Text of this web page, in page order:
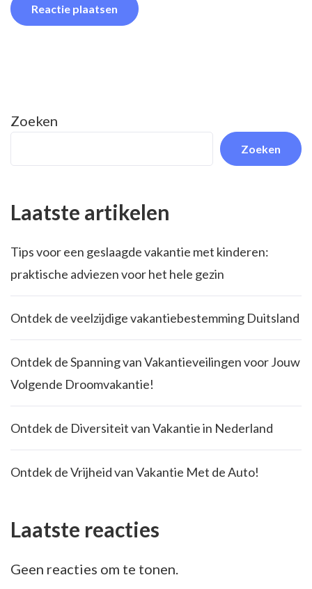
Zoeken
Zoeken
Laatste artikelen
Tips voor een geslaagde vakantie met kinderen:
praktische adviezen voor het hele gezin
Ontdek de veelzijdige vakantiebestemming Duitsland
Ontdek de Spanning van Vakantieveilingen voor Jouw
Volgende Droomvakantie!
Ontdek de Diversiteit van Vakantie in Nederland
Ontdek de Vrijheid van Vakantie Met de Auto!
Laatste reacties
Geen reacties om te tonen.